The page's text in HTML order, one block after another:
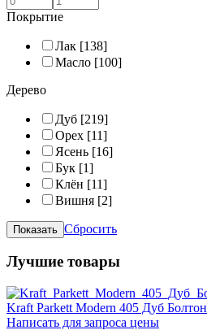
Покрытие
Лак [138]
Масло [100]
Дерево
Дуб [219]
Орех [11]
Ясень [16]
Бук [1]
Клён [11]
Вишня [2]
Сбросить
Лучшие товары
Kraft Parkett Modern 405 Дуб Болтон
Написать для запроса цены